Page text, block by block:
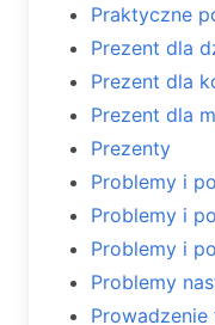
Praktyczne
Prezent dla
Prezent dla
Prezent dla
Prezenty
Problemy i
Problemy i
Problemy i
Problemy